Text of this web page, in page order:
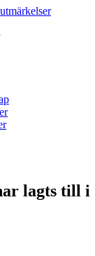
lagts till i